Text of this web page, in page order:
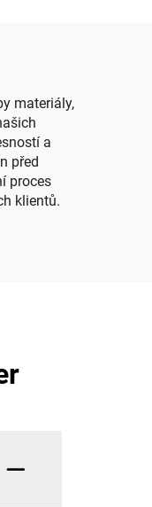
materiály,
a
před
proces
klientů.